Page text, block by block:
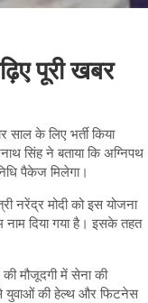
पूरी खबर
साल के लिए भर्ती किया
सिंह ने बताया कि अग्निपथ
पैकेज मिलेगा।
नरेंद्र मोदी को इस योजना
दिया गया है। इसके तहत
मौजूदगी में सेना की
युवाओं की हेल्थ और फिटनेस